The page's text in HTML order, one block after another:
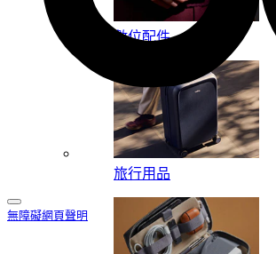
無障礙網頁聲明
數位配件
旅行用品